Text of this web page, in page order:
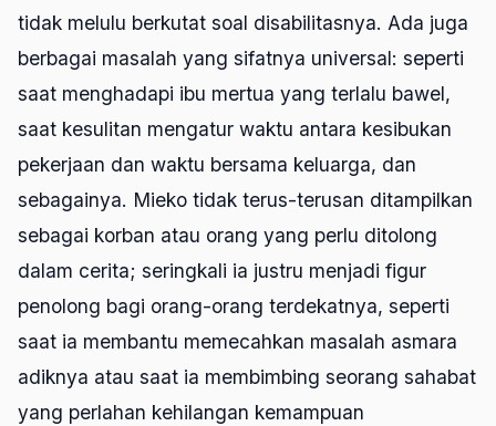
tidak melulu berkutat soal disabilitasnya. Ada juga
berbagai masalah yang sifatnya universal: seperti
saat menghadapi ibu mertua yang terlalu bawel,
saat kesulitan mengatur waktu antara kesibukan
pekerjaan dan waktu bersama keluarga, dan
sebagainya. Mieko tidak terus-terusan ditampilkan
sebagai korban atau orang yang perlu ditolong
dalam cerita; seringkali ia justru menjadi figur
penolong bagi orang-orang terdekatnya, seperti
saat ia membantu memecahkan masalah asmara
adiknya atau saat ia membimbing seorang sahabat
yang perlahan kehilangan kemampuan